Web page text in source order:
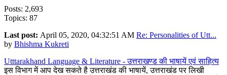
Posts: 2,693
Topics: 87
Last post: April 05, 2020, 04:32:51 AM Re: Personalities of Utt...
by Bhishma Kukreti
Utttarakhand Language & Literature - उत्तराखण्ड की भाषायें एवं साहित्य
इस विभाग में आप देख सकते है उत्तराखंड की भाषायें, उत्तराखंड पर लिखी